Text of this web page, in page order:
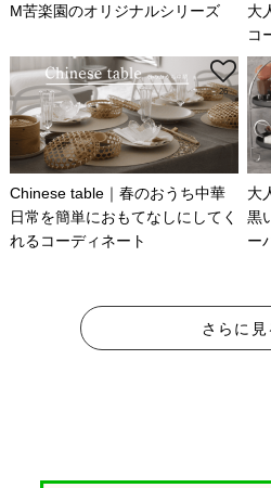
M苦楽園のオリジナルシリーズ
大
コ
26
Chinese table｜春のおうち中華
日常を簡単におもてなしにしてく
れるコーディネート
大
黒
ー
さらに見